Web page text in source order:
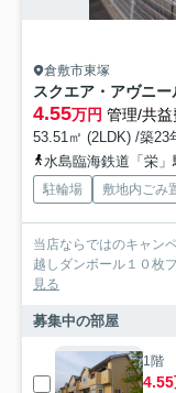
倉敷市東塚
スクエア・アヴニー
4.55万円 管理/共
53.51㎡ (2LDK) /築23
水島臨海鉄道「栄
駐輪場 敷地内ごみ
当店ならではのキャン
越しダンボール１０枚
見る
募集中の部屋
1階
4.55